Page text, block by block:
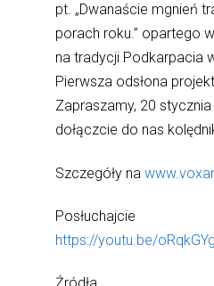
pt. „Dwanaście mgnień
porach roku.” opartego
na tradycji Podkarpacia
Pierwsza odsłona
Zapraszamy, 20
dołączcie do nas
Szczegóły na
Posłuchajcie
https://youtu.be/